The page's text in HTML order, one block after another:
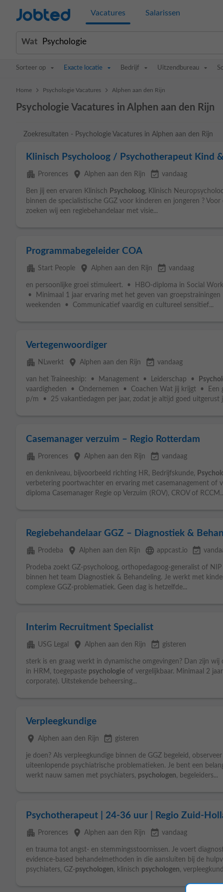
Jobted Vacatures Salarissen
Wat
Sorteer op Exacte locatie Bedrijf Uitzendbureau
Home > Psychologie Vacatures > Alphen aan den Rijn
Psychologie Vacatures in Alphen aan den Rijn
Zoekresultaten - Psychologie Vacatures in Alphen aan den Rijn
Klinisch Psycholoog / Psychotherapeut Kind
apartment Prorences place Alphen aan den Rijn event_available vandaag
Ben jij een ervaren Klinisch Psycholoog, Klinisch
binnen de specialistische GGZ voor kinderen en jongeren ?
zoeken wij een regiebehandelaar met visie...
Programmabegeleider COA
apartment Start People place Alphen aan den Rijn event_available vandaag
en persoonlijke groei stimuleert. • HBO-diploma in Social
• Minimaal 1 jaar ervaring met het geven van
weekenden • Communicatief vaardig en cultureel sensitief...
Vertegenwoordiger
apartment NLwerkt place Alphen aan den Rijn event_available vandaag
van het Traineeship: • Management • Leiderschap •
vaardigheden • Ondernemen • Coachen Wat jij krijgt • Een
p/m • 25 vakantiedagen per jaar, zodat je altijd goed uitgerust
Casemanager verzuim – Regio Rotterdam
apartment Prorences place Alphen aan den Rijn event_available vandaag
en denkniveau, bijvoorbeeld richting HR, Bedrijfskunde,
verbetering poortwachter en ervaring met casemanagement of
diploma Casemanager Regie op Verzuim (ROV), CROV of
Regiebehandelaar GGZ – Diagnostiek &
apartment Prodeba place Alphen aan den Rijn language appcast.io event_available
Prodeba zoekt GZ-psycholoog, orthopedagoog-generalist of NIP
binnen het team Diagnostiek & Behandeling. Je werkt met
complexe GGZ-problematiek. Geen dag is hetzelfde...
Interim Recruitment Specialist
apartment USG Legal place Alphen aan den Rijn event_available gisteren
sterk is en graag werkt in dynamische omgevingen? Dan zijn
in HRM, toegepaste psychologie of vergelijkbaar. Minimaal 2
corporate). Uitstekende beheersing...
Verpleegkundige
place Alphen aan den Rijn event_available gisteren
je doen? Als verpleegkundige binnen de GGZ begeleid,
uiteenlopende psychiatrische problematieken. Je bent een
werkt nauw samen met psychiaters, psychologen, begeleiders...
Psychotherapeut | 24-36 uur | Regio Zuid-
apartment Prorences place Alphen aan den Rijn event_available vandaag
en trauma tot angst- en stemmingsstoornissen. Je voert
evidence-based behandelmethoden in die aansluiten bij de
psychiaters, GZ-psychologen, klinisch psychologen,